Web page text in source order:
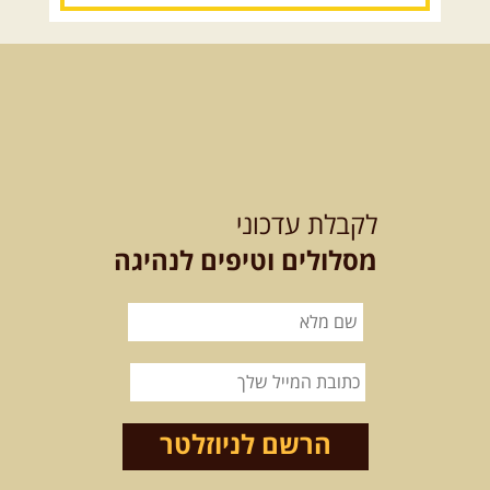
15.08.2026 שבת- חדש! נופי
הגליל ונחל צלמון
נצא מצומת גולנו למסע שטח מרתק
האם אתם מחפשים חוויה מיוחדת
בטבע? מחפשים חוויה שתעניק לכם ...
שישי- ממרומי
הגליל העליון למורדות הירדן
נצא מג'ש שבמורדות הר מירון, נמשיך
לאורך נחל דישון ונעצור ...[המשך]
לקבלת עדכוני
מסלולים וטיפים לנהיגה
הרשם לניוזלטר